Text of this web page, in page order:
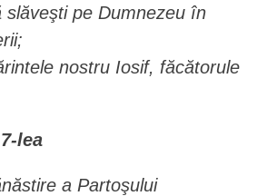
slăveşti pe Dumnezeu în
nostru Iosif, făcătorule
lea
a Partoşului